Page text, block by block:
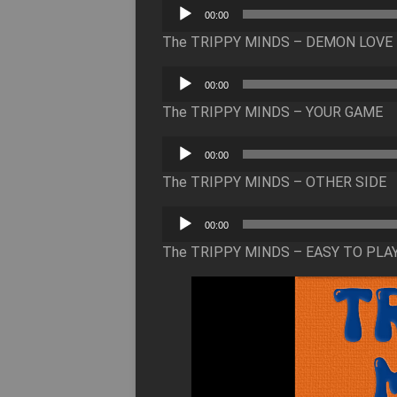
Lecteur
audio
00:00
The TRIPPY MINDS – DEMON LOVE
Lecteur
audio
00:00
The TRIPPY MINDS – YOUR GAME
Lecteur
audio
00:00
The TRIPPY MINDS – OTHER SIDE
Lecteur
audio
00:00
The TRIPPY MINDS – EASY TO